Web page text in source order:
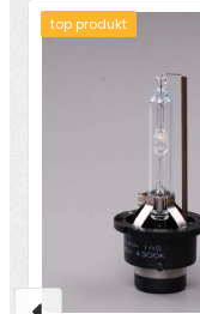
top produkt